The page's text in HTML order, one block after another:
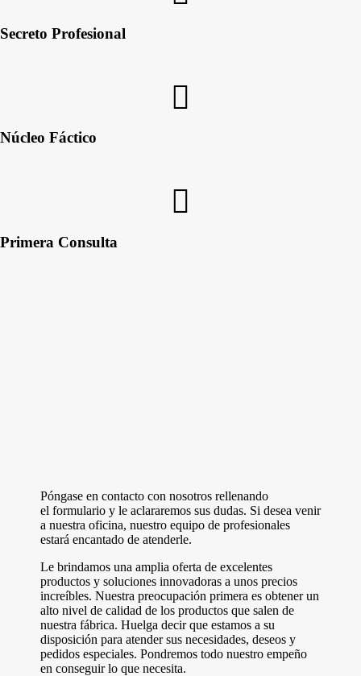
Secreto Profesional
Núcleo Fáctico
Primera Consulta
Póngase en contacto con nosotros rellenando
el formulario y le aclararemos sus dudas. Si desea venir
a nuestra oficina, nuestro equipo de profesionales
estará encantado de atenderle.
Le brindamos una amplia oferta de excelentes
productos y soluciones innovadoras a unos precios
increíbles. Nuestra preocupación primera es obtener un
alto nivel de calidad de los productos que salen de
nuestra fábrica. Huelga decir que estamos a su
disposición para atender sus necesidades, deseos y
pedidos especiales. Pondremos todo nuestro empeño
en conseguir lo que necesita.